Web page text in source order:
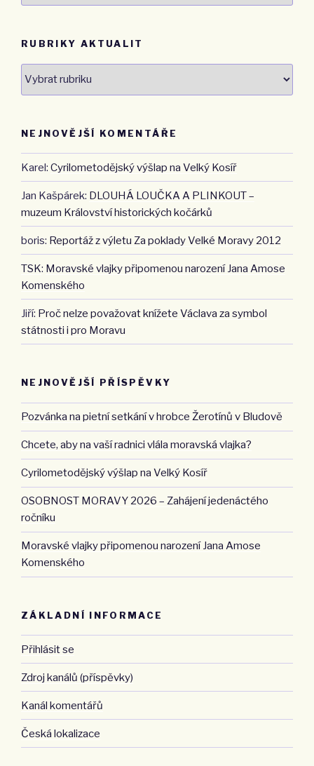
RUBRIKY AKTUALIT
Rubriky
NEJNOVĚJŠÍ KOMENTÁŘE
Karel: Cyrilometodějský výšlap na Velký Kosíř
Jan Kašpárek: DLOUHÁ LOUČKA A PLINKOUT –
muzeum Království historických kočárků
boris: Reportáž z výletu Za poklady Velké Moravy 2012
TSK: Moravské vlajky připomenou narození Jana Amose
Komenského
Jiří: Proč nelze považovat knížete Václava za symbol
státnosti i pro Moravu
NEJNOVĚJŠÍ PŘÍSPĚVKY
Pozvánka na pietní setkání v hrobce Žerotínů v Bludově
Chcete, aby na vaší radnici vlála moravská vlajka?
Cyrilometodějský výšlap na Velký Kosíř
OSOBNOST MORAVY 2026 – Zahájení jedenáctého
ročníku
Moravské vlajky připomenou narození Jana Amose
Komenského
ZÁKLADNÍ INFORMACE
Přihlásit se
Zdroj kanálů (příspěvky)
Kanál komentářů
Česká lokalizace